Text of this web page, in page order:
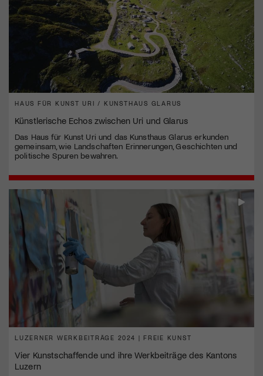
HAUS FÜR KUNST URI / KUNSTHAUS GLARUS
Künstlerische Echos zwischen Uri und Glarus
Das Haus für Kunst Uri und das Kunsthaus Glarus erkunden
gemeinsam, wie Landschaften Erinnerungen, Geschichten und
politische Spuren bewahren.
LUZERNER WERKBEITRÄGE 2024 | FREIE KUNST
Vier Kunstschaffende und ihre Werkbeiträge des Kantons
Luzern